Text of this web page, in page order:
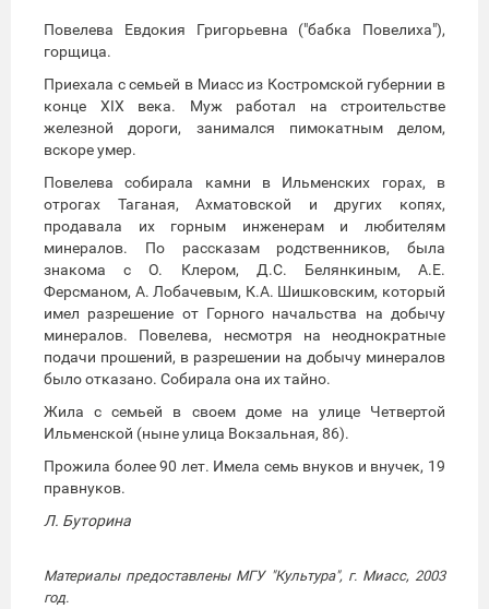
Повелева Евдокия Григорьевна ("бабка Повелиха"),
горщица.
Приехала с семьей в Миасс из Костромской губернии в
конце XIX века. Муж работал на строительстве
железной дороги, занимался пимокатным делом,
вскоре умер.
Повелева собирала камни в Ильменских горах, в
отрогах Таганая, Ахматовской и других копях,
продавала их горным инженерам и любителям
минералов. По рассказам родственников, была
знакома с О. Клером, Д.С. Белянкиным, А.Е.
Ферсманом, А. Лобачевым, К.А. Шишковским, который
имел разрешение от Горного начальства на добычу
минералов. Повелева, несмотря на неоднократные
подачи прошений, в разрешении на добычу минералов
было отказано. Собирала она их тайно.
Жила с семьей в своем доме на улице Четвертой
Ильменской (ныне улица Вокзальная, 86).
Прожила более 90 лет. Имела семь внуков и внучек, 19
правнуков.
Л. Буторина
Материалы предоставлены МГУ "Культура", г. Миасс, 2003
год.